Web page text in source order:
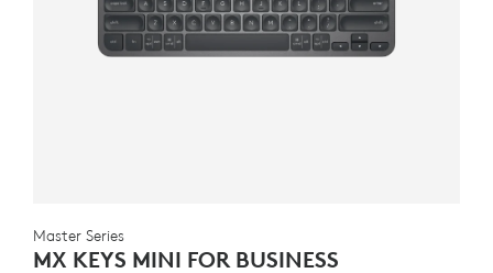
Master Series
MX KEYS MINI FOR BUSINESS